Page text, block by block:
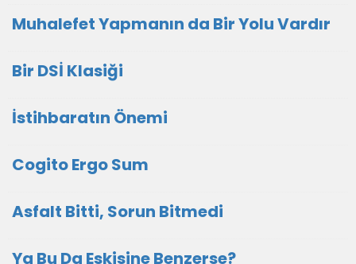
Muhalefet Yapmanın da Bir Yolu Vardır
Bir DSİ Klasiği
İstihbaratın Önemi
Cogito Ergo Sum
Asfalt Bitti, Sorun Bitmedi
Ya Bu Da Eskisine Benzerse?